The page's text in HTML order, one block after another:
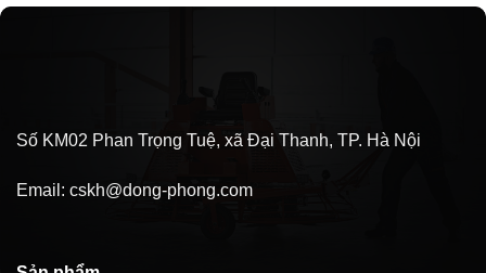
Số KM02 Phan Trọng Tuệ, xã Đại Thanh, TP. Hà Nội
Email: cskh@dong-phong.com